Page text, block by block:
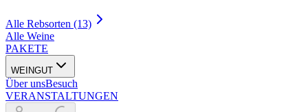
Alle Rebsorten (13)
Alle Weine
PAKETE
WEINGUT
Über unsBesuch
VERANSTALTUNGEN